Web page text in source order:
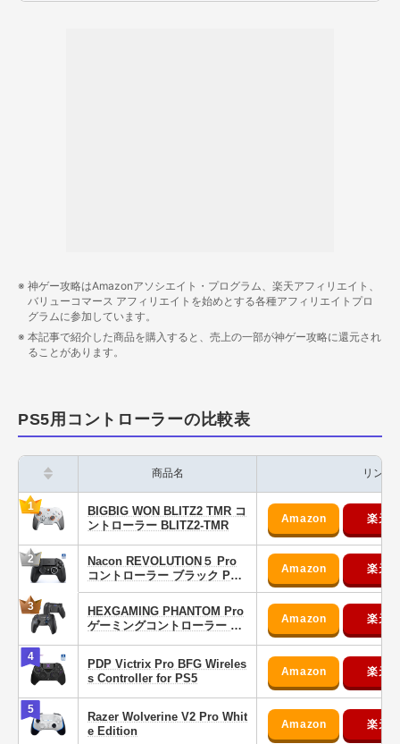
PDP
ホリ
PS5用コントローラーのおすすめ12選
PS5用コントローラーに関するQ&A
ドリフトしにくいコントローラーの見分け方は？
PS5でPS4コントローラーは使える？
PCやスマホでも使える？
純正DualSense Edgeと3万円台のサードパーティの
違いは？
PS5関連のおすすめ記事
モニター・テレビ
キーボード・マウス
ヘッドセット・イヤホン・スピーカー・マイク
神ゲー攻略はAmazonアソシエイト・プログラム、楽天アフィリエイト、
バリューコマース アフィリエイトを始めとする各種アフィリエイトプロ
グラムに参加しています。
本記事で紹介した商品を購入すると、売上の一部が神ゲー攻略に還元され
ることがあります。
PS5用コントローラーの比較表
商品名 リンク
1
BIGBIG WON BLITZ2 TMR コ
ントローラー BLITZ2-TMR
2
Nacon REVOLUTION５ Pro
コントローラー ブラック PS5
RP5JP
3
HEXGAMING PHANTOM Pro
ゲーミングコントローラー PH
4
PDP Victrix Pro BFG Wireles
s Controller for PS5
5
Razer Wolverine V2 Pro Whit
e Edition